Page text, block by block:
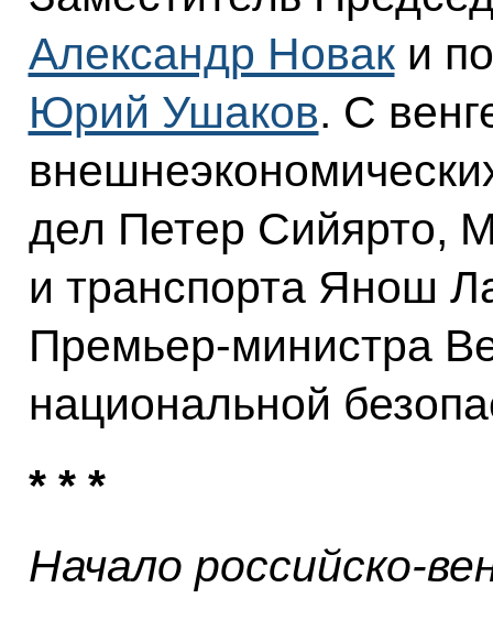
Александр Новаки
Юрий Ушаков. С
дел Петер Сийярто,
и транспорта Янош
Премьер-министра
национальной
* * *
Начало российско-